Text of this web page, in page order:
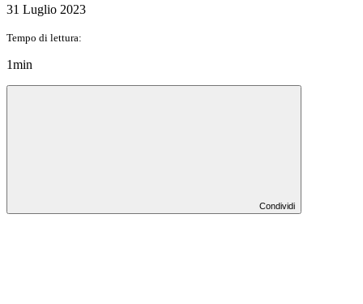
31 Luglio 2023
Tempo di lettura:
1min
Condividi